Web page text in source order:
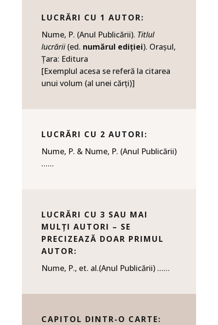
LUCRĂRI CU 1 AUTOR:
Nume, P. (Anul Publicării). Titlul
lucrării(ed. numărul ediției). Orașul,
Țara: Editura
[Exemplul acesa se referă la citarea
unui volum (al unei cărți)]
LUCRĂRI CU 2 AUTORI:
Nume, P. & Nume, P. (Anul Publicării)
……
LUCRĂRI CU 3 SAU MAI
MULȚI AUTORI – SE
PRECIZEAZĂ DOAR PRIMUL
AUTOR:
Nume, P., et. al.(Anul Publicării) ……
CAPITOL DINTR-O CARTE: